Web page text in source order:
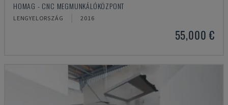
HOMAG - CNC MEGMUNKÁLÓKÖZPONT
LENGYELORSZÁG 2016
55,000 €